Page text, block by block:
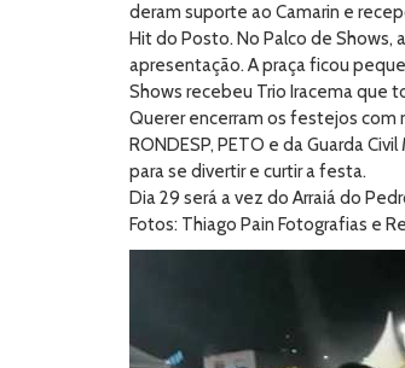
deram suporte ao Camarin e
Hit do Posto. No Palco de Shows,
apresentação. A praça ficou
Shows recebeu Trio Iracema que
Querer encerram os festejos com
RONDESP, PETO e da Guarda
para se divertir e curtir a festa.
Dia 29 será a vez do Arraiá do
Fotos: Thiago Pain Fotografias e